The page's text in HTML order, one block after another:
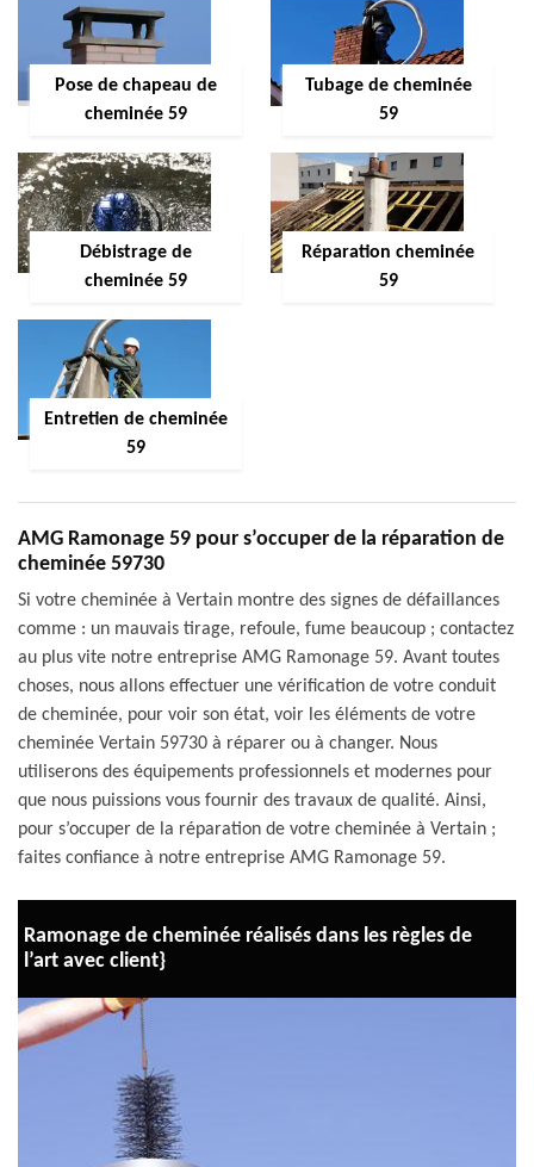
Pose de chapeau de
cheminée 59
Tubage de cheminée
59
Débistrage de
cheminée 59
Réparation cheminée
59
Entretien de cheminée
59
AMG Ramonage 59 pour s’occuper de la réparation de
cheminée 59730
Si votre cheminée à Vertain montre des signes de défaillances
comme : un mauvais tirage, refoule, fume beaucoup ; contactez
au plus vite notre entreprise AMG Ramonage 59. Avant toutes
choses, nous allons effectuer une vérification de votre conduit
de cheminée, pour voir son état, voir les éléments de votre
cheminée Vertain 59730 à réparer ou à changer. Nous
utiliserons des équipements professionnels et modernes pour
que nous puissions vous fournir des travaux de qualité. Ainsi,
pour s’occuper de la réparation de votre cheminée à Vertain ;
faites confiance à notre entreprise AMG Ramonage 59.
Ramonage de cheminée réalisés dans les règles de
l’art avec client}